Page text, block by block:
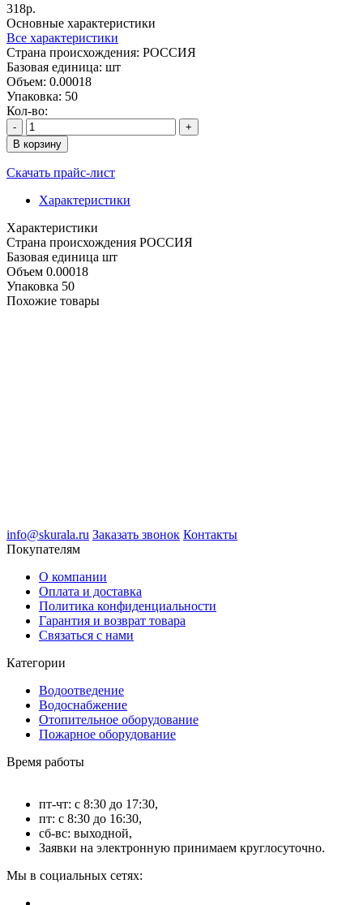
318р.
Основные характеристики
Все характеристики
Cтрана происхождения: РОССИЯ
Базовая единица: шт
Объем: 0.00018
Упаковка: 50
Кол-во:
-
+
В корзину
Скачать прайс-лист
Характеристики
Характеристики
Cтрана происхождения РОССИЯ
Базовая единица шт
Объем 0.00018
Упаковка 50
Похожие товары
info@skurala.ru Заказать звонок Контакты
Покупателям
О компании
Оплата и доставка
Политика конфиденциальности
Гарантия и возврат товара
Связаться с нами
Категории
Водоотведение
Водоснабжение
Отопительное оборудование
Пожарное оборудование
Время работы
пт-чт: с 8:30 до 17:30,
пт: с 8:30 до 16:30,
сб-вс: выходной,
Заявки на электронную принимаем круглосуточно.
Мы в социальных сетях: